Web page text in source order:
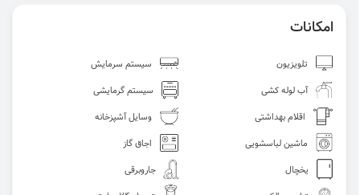
امکانات
تلویزیون
سیستم سرمایش
آب لوله کشی
سیستم گرمایشی
اقلام بهداشتی
وسایل آشپزخانه
ماشین لباسشویی
اجاق گاز
یخچال
جاروبرقی